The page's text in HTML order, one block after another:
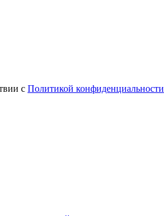
с Политикой конфиденциальности